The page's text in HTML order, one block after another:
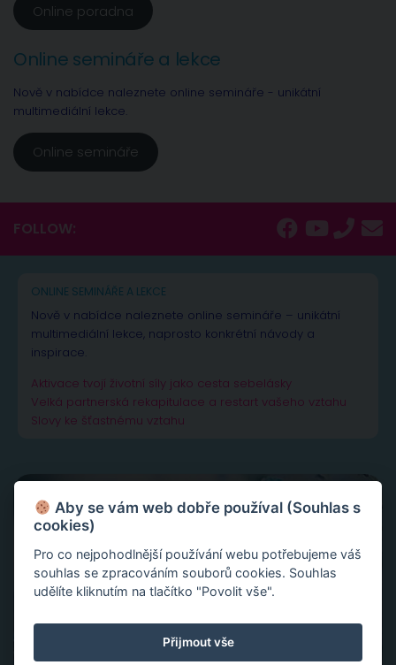
Online poradna
Online semináře a lekce
Nově v nabídce naleznete online semináře - unikátní
multimediální lekce.
Online semináře
FOLLOW:
ONLINE SEMINÁŘE A LEKCE
Nově v nabídce naleznete online semináře – unikátní
multimediální lekce, naprosto konkrétní návody a
inspirace.
Aktivace tvojí životní síly jako cesta sebelásky
Velká partnerská rekapitulace a restart vašeho vztahu
Slovy ke šťastnému vztahu
Aby se vám web dobře používal (Souhlas s
cookies)
Pro co nejpohodlnější používání webu potřebujeme váš
souhlas se zpracováním souborů cookies. Souhlas
udělíte kliknutím na tlačítko "Povolit vše".
Přijmout vše